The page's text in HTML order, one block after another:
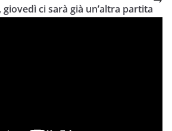
giovedì ci sarà già un’altra partita